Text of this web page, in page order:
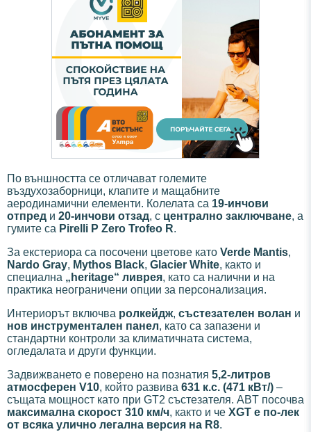
По външността се отличават големите
въздухозаборници, клапите и мащабните
аеродинамични елементи. Колелата са 19-инчови
отпред и 20-инчови отзад, с централно заключване, а
гумите са Pirelli P Zero Trofeo R.
За екстериора са посочени цветове като Verde Mantis,
Nardo Gray, Mythos Black, Glacier White, както и
специална „heritage“ ливрея, като са налични и на
практика неограничени опции за персонализация.
Интериорът включва ролкейдж, състезателен волан и
нов инструментален панел, като са запазени и
стандартни контроли за климатичната система,
огледалата и други функции.
Задвижването е поверено на познатия 5,2-литров
атмосферен V10, който развива 631 к.с. (471 кВт/) –
същата мощност като при GT2 състезателя. ABT посочва
максимална скорост 310 км/ч, както и че XGT е по-лек
от всяка улично легална версия на R8.